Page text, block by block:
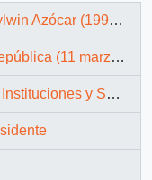
(1990-1994)
1990 – 11 marzo 1994)
y Servicios